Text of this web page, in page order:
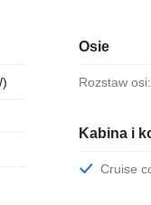
Osie
Rozstaw osi:
Kabina i
Cruise